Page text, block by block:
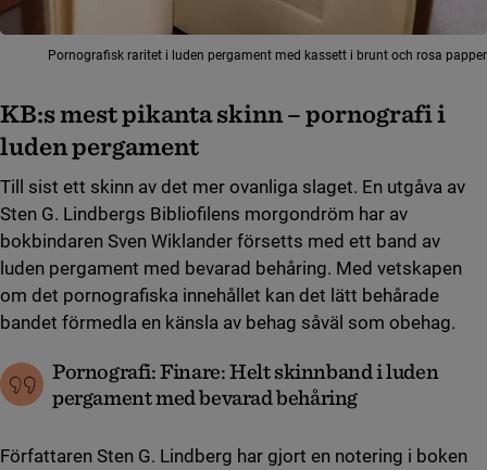
Pornografisk raritet i luden pergament med kassett i brunt och rosa papper
KB:s mest pikanta skinn – pornografi i
luden pergament
Till sist ett skinn av det mer ovanliga slaget. En utgåva av
Sten G. Lindbergs Bibliofilens morgondröm har av
bokbindaren Sven Wiklander försetts med ett band av
luden pergament med bevarad behåring. Med vetskapen
om det pornografiska innehållet kan det lätt behårade
bandet förmedla en känsla av behag såväl som obehag.
Pornografi: Finare: Helt skinnband i luden
pergament med bevarad behåring
Författaren Sten G. Lindberg har gjort en notering i boken